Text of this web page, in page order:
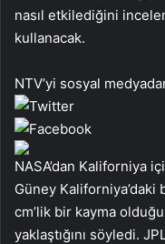
nasıl etkilediğini
kullanacak.
NTV’yi sosyal
NASA’dan Kaliforniya
Güney Kaliforniya’daki
cm’lik bir kayma
yaklaştığını söyledi.